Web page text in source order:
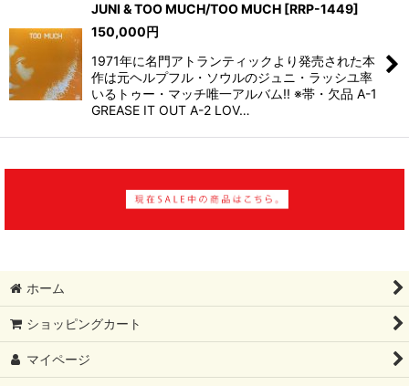
JUNI & TOO MUCH/TOO MUCH [RRP-1449]
150,000円
1971年に名門アトランティックより発売された本
作は元ヘルプフル・ソウルのジュニ・ラッシユ率
いるトゥー・マッチ唯一アルバム!! ※帯・欠品 A-1
GREASE IT OUT A-2 LOV…
ホーム
ショッピングカート
マイページ